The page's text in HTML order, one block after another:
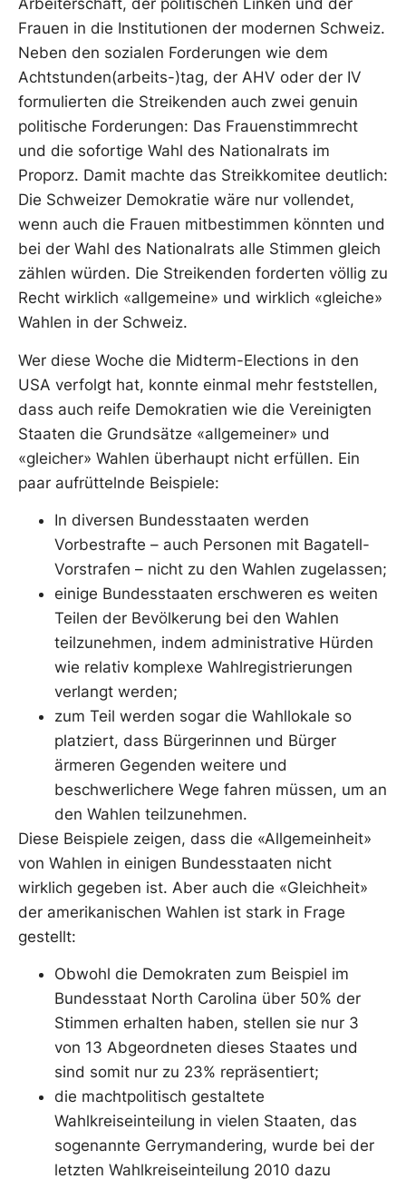
Arbeiterschaft, der politischen Linken und der
Frauen in die Institutionen der modernen Schweiz.
Neben den sozialen Forderungen wie dem
Achtstunden(arbeits-)tag, der AHV oder der IV
formulierten die Streikenden auch zwei genuin
politische Forderungen: Das Frauenstimmrecht
und die sofortige Wahl des Nationalrats im
Proporz. Damit machte das Streikkomitee deutlich:
Die Schweizer Demokratie wäre nur vollendet,
wenn auch die Frauen mitbestimmen könnten und
bei der Wahl des Nationalrats alle Stimmen gleich
zählen würden. Die Streikenden forderten völlig zu
Recht wirklich «allgemeine» und wirklich «gleiche»
Wahlen in der Schweiz.
Wer diese Woche die Midterm-Elections in den
USA verfolgt hat, konnte einmal mehr feststellen,
dass auch reife Demokratien wie die Vereinigten
Staaten die Grundsätze «allgemeiner» und
«gleicher» Wahlen überhaupt nicht erfüllen. Ein
paar aufrüttelnde Beispiele:
In diversen Bundesstaaten werden
Vorbestrafte – auch Personen mit Bagatell-
Vorstrafen – nicht zu den Wahlen zugelassen;
einige Bundesstaaten erschweren es weiten
Teilen der Bevölkerung bei den Wahlen
teilzunehmen, indem administrative Hürden
wie relativ komplexe Wahlregistrierungen
verlangt werden;
zum Teil werden sogar die Wahllokale so
platziert, dass Bürgerinnen und Bürger
ärmeren Gegenden weitere und
beschwerlichere Wege fahren müssen, um an
den Wahlen teilzunehmen.
Diese Beispiele zeigen, dass die «Allgemeinheit»
von Wahlen in einigen Bundesstaaten nicht
wirklich gegeben ist. Aber auch die «Gleichheit»
der amerikanischen Wahlen ist stark in Frage
gestellt:
Obwohl die Demokraten zum Beispiel im
Bundesstaat North Carolina über 50% der
Stimmen erhalten haben, stellen sie nur 3
von 13 Abgeordneten dieses Staates und
sind somit nur zu 23% repräsentiert;
die machtpolitisch gestaltete
Wahlkreiseinteilung in vielen Staaten, das
sogenannte Gerrymandering, wurde bei der
letzten Wahlkreiseinteilung 2010 dazu